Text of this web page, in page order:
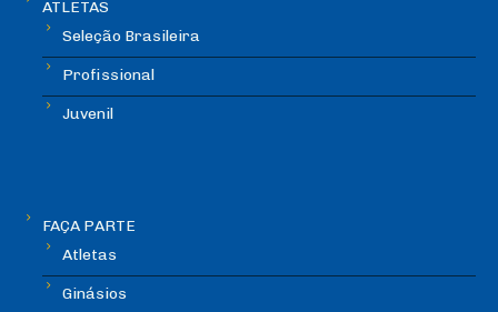
ATLETAS
Seleção Brasileira
Profissional
Juvenil
FAÇA PARTE
Atletas
Ginásios